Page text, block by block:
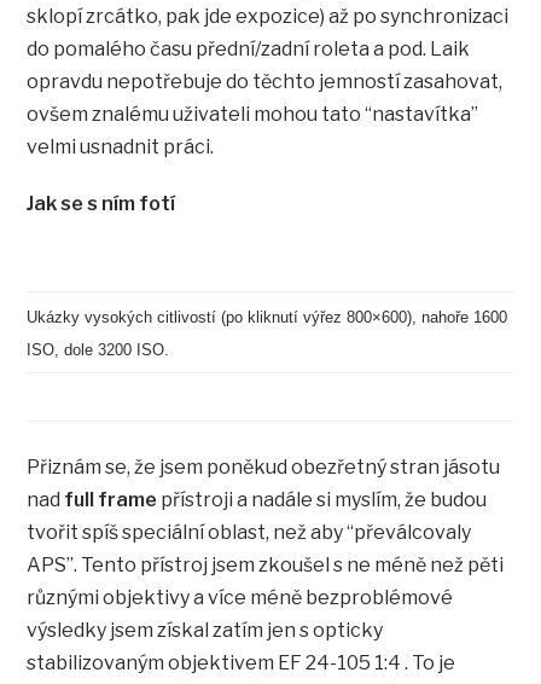
sklopí zrcátko, pak jde expozice) až po synchronizaci
do pomalého času přední/zadní roleta a pod. Laik
opravdu nepotřebuje do těchto jemností zasahovat,
ovšem znalému uživateli mohou tato “nastavítka”
velmi usnadnit práci.
Jak se s ním fotí
Ukázky vysokých citlivostí (po kliknutí výřez 800×600), nahoře 1600
ISO, dole 3200 ISO.
Přiznám se, že jsem poněkud obezřetný stran jásotu
nad full frame přístroji a nadále si myslím, že budou
tvořit spíš speciální oblast, než aby “převálcovaly
APS”. Tento přístroj jsem zkoušel s ne méně než pěti
různými objektivy a více méně bezproblémové
výsledky jsem získal zatím jen s opticky
stabilizovaným objektivem EF 24-105 1:4 . To je